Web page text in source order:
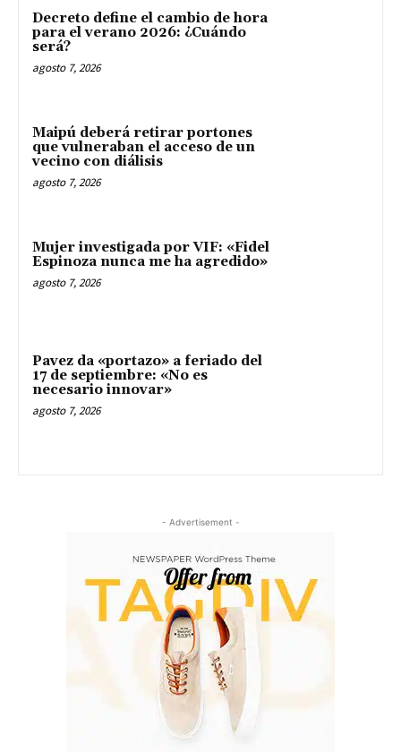
Decreto define el cambio de hora
para el verano 2026: ¿Cuándo
será?
agosto 7, 2026
Maipú deberá retirar portones
que vulneraban el acceso de un
vecino con diálisis
agosto 7, 2026
Mujer investigada por VIF: «Fidel
Espinoza nunca me ha agredido»
agosto 7, 2026
Pavez da «portazo» a feriado del
17 de septiembre: «No es
necesario innovar»
agosto 7, 2026
- Advertisement -